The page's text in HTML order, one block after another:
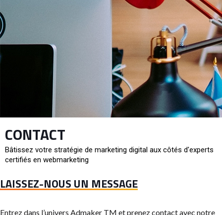
CONTACT
Bâtissez votre stratégie de marketing digital aux côtés d'experts
certifiés en webmarketing
LAISSEZ-NOUS UN MESSAGE
Entrez dans l’univers Admaker TM et prenez contact avec notre